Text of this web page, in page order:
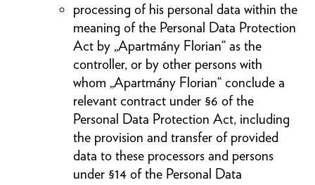
processing of his personal data within the
meaning of the Personal Data Protection
Act by „Apartmány Florian“ as the
controller, or by other persons with
whom „Apartmány Florian“ conclude a
relevant contract under §6 of the
Personal Data Protection Act, including
the provision and transfer of provided
data to these processors and persons
under §14 of the Personal Data